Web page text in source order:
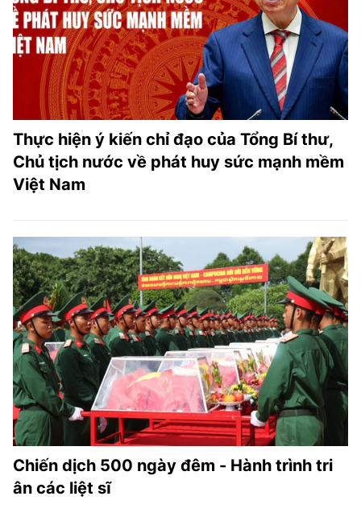
Thực hiện ý kiến chỉ đạo của Tổng Bí thư,
Chủ tịch nước về phát huy sức mạnh mềm
Việt Nam
Chiến dịch 500 ngày đêm - Hành trình tri
ân các liệt sĩ